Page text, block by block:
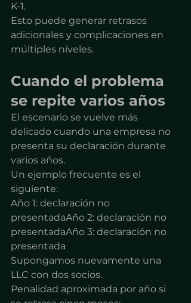
K-1.
Esto puede generar retrasos
adicionales y complicaciones en
múltiples niveles.
Cuando el problema
se repite varios años
El escenario se vuelve más
delicado cuando una empresa no
presenta su declaración durante
varios años.
Un ejemplo frecuente es el
siguiente:
Año 1: declaración no
presentadaAño 2: declaración no
presentadaAño 3: declaración no
presentada
Supongamos nuevamente una
LLC con dos socios.
Penalidad aproximada por año si